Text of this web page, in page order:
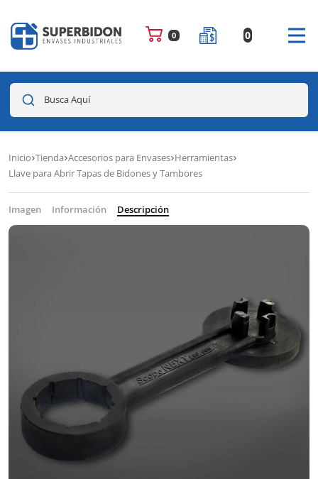
0 0
Busca Aquí
Inicio Tienda Accesorios para Envases Herramientas
Llave para Abrir Tapas de Bidones y Tambores
Imagen Información Descripción